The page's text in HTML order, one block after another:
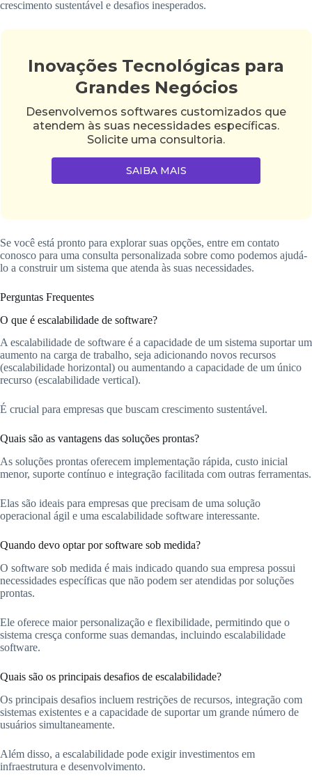
crescimento sustentável e desafios inesperados.
Inovações Tecnológicas para
Grandes Negócios
Desenvolvemos softwares customizados que
atendem às suas necessidades específicas.
Solicite uma consultoria.
SAIBA MAIS
Se você está pronto para explorar suas opções, entre em contato
conosco para uma consulta personalizada sobre como podemos ajudá-
lo a construir um sistema que atenda às suas necessidades.
Perguntas Frequentes
O que é escalabilidade de software?
A escalabilidade de software é a capacidade de um sistema suportar um
aumento na carga de trabalho, seja adicionando novos recursos
(escalabilidade horizontal) ou aumentando a capacidade de um único
recurso (escalabilidade vertical).
É crucial para empresas que buscam crescimento sustentável.
Quais são as vantagens das soluções prontas?
As soluções prontas oferecem implementação rápida, custo inicial
menor, suporte contínuo e integração facilitada com outras ferramentas.
Elas são ideais para empresas que precisam de uma solução
operacional ágil e uma escalabilidade software interessante.
Quando devo optar por software sob medida?
O software sob medida é mais indicado quando sua empresa possui
necessidades específicas que não podem ser atendidas por soluções
prontas.
Ele oferece maior personalização e flexibilidade, permitindo que o
sistema cresça conforme suas demandas, incluindo escalabilidade
software.
Quais são os principais desafios de escalabilidade?
Os principais desafios incluem restrições de recursos, integração com
sistemas existentes e a capacidade de suportar um grande número de
usuários simultaneamente.
Além disso, a escalabilidade pode exigir investimentos em
infraestrutura e desenvolvimento.